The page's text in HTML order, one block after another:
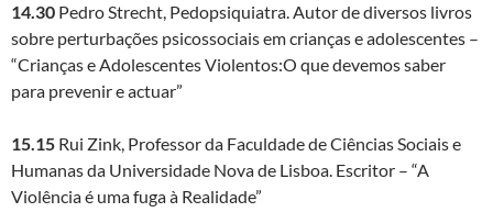
14.30 Pedro Strecht, Pedopsiquiatra. Autor de diversos livros
sobre perturbações psicossociais em crianças e adolescentes –
“Crianças e Adolescentes Violentos:O que devemos saber
para prevenir e actuar”
15.15 Rui Zink, Professor da Faculdade de Ciências Sociais e
Humanas da Universidade Nova de Lisboa. Escritor – “A
Violência é uma fuga à Realidade”